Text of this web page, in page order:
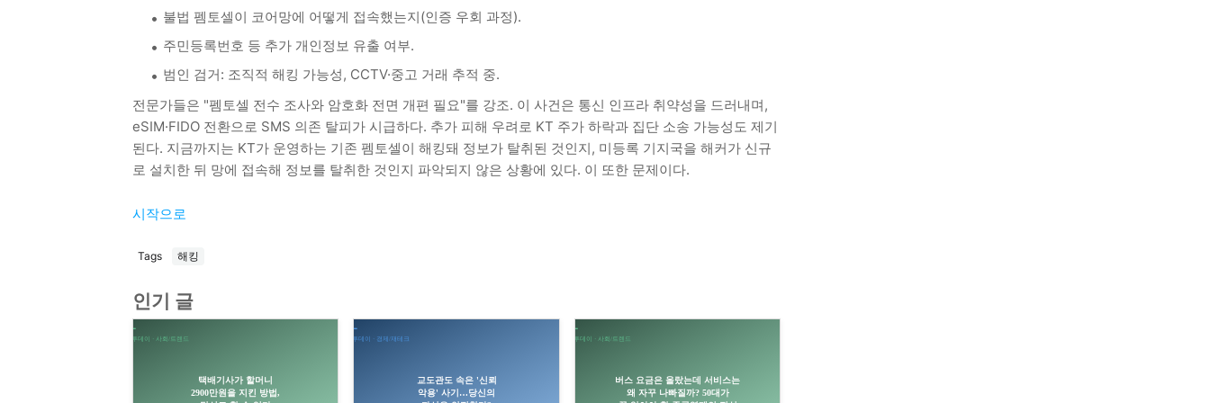
불법 펨토셀이 코어망에 어떻게 접속했는지(인증 우회 과정).
주민등록번호 등 추가 개인정보 유출 여부.
범인 검거: 조직적 해킹 가능성, CCTV·중고 거래 추적 중.
전문가들은 "펨토셀 전수 조사와 암호화 전면 개편 필요"를 강조. 이 사건은 통신 인프라 취약성을 드러내며,
eSIM·FIDO 전환으로 SMS 의존 탈피가 시급하다. 추가 피해 우려로 KT 주가 하락과 집단 소송 가능성도 제기
된다. 지금까지는 KT가 운영하는 기존 펨토셀이 해킹돼 정보가 탈취된 것인지, 미등록 기지국을 해커가 신규
로 설치한 뒤 망에 접속해 정보를 탈취한 것인지 파악되지 않은 상황에 있다. 이 또한 문제이다.
시작으로
Tags 해킹
인기 글